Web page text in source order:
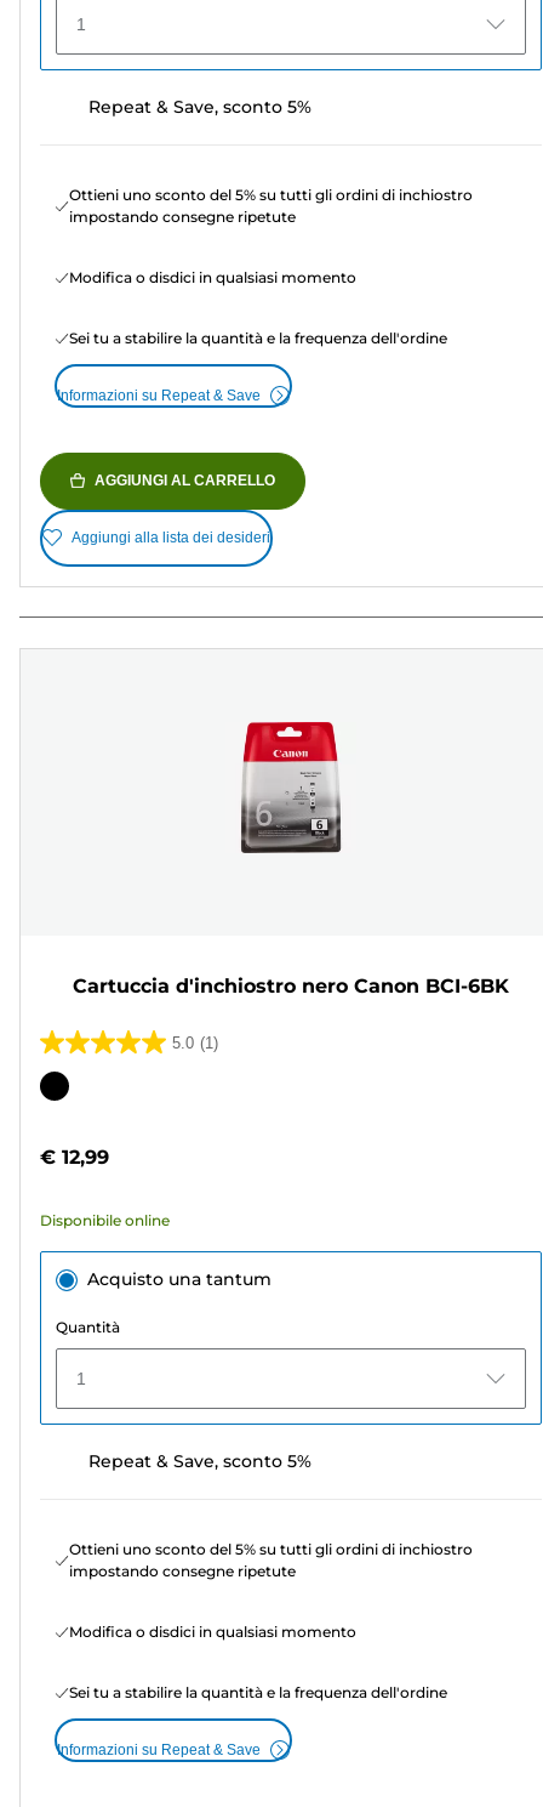
1
Repeat & Save, sconto 5%
Ottieni uno sconto del 5% su tutti gli ordini di inchiostro
impostando consegne ripetute
Modifica o disdici in qualsiasi momento
Sei tu a stabilire la quantità e la frequenza dell'ordine
Informazioni su Repeat & Save
AGGIUNGI AL CARRELLO
Aggiungi alla lista dei desideri
Cartuccia d'inchiostro nero Canon BCI-6BK
5.0 (1)
5.0
su
Cartuccia
colori
€ 12,99
Disponibile online
Acquisto una tantum
Quantità
1
Repeat & Save, sconto 5%
Ottieni uno sconto del 5% su tutti gli ordini di inchiostro
impostando consegne ripetute
Modifica o disdici in qualsiasi momento
Sei tu a stabilire la quantità e la frequenza dell'ordine
Informazioni su Repeat & Save